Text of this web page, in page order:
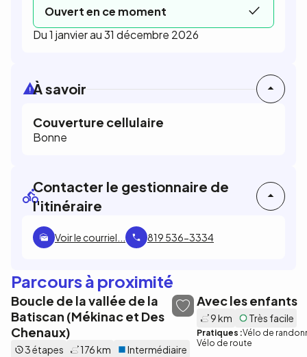
Ouvert en ce moment
Du 1 janvier au 31 décembre 2026
À savoir
Couverture cellulaire
Bonne
Contacter le gestionnaire de
l'itinéraire
Voir le courriel... 819 536-3334
Parcours à proximité
Boucle de la vallée de la
Batiscan (Mékinac et Des
Chenaux)
3 étapes 176 km Intermédiaire
Avec les enfants
9 km Très facile
Pratiques :Vélo de
Vélo de route